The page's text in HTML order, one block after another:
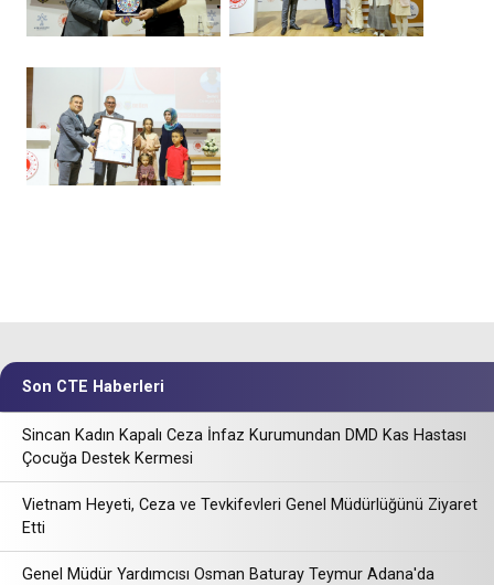
Son CTE Haberleri
Sincan Kadın Kapalı Ceza İnfaz Kurumundan DMD Kas Hastası
Çocuğa Destek Kermesi
Vietnam Heyeti, Ceza ve Tevkifevleri Genel Müdürlüğünü Ziyaret
Etti
Genel Müdür Yardımcısı Osman Baturay Teymur Adana'da